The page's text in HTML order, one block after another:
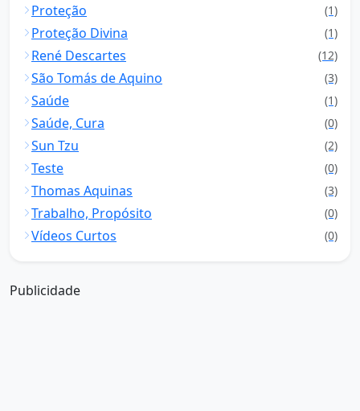
Proteção (1)
Proteção Divina (1)
René Descartes (12)
São Tomás de Aquino (3)
Saúde (1)
Saúde, Cura (0)
Sun Tzu (2)
Teste (0)
Thomas Aquinas (3)
Trabalho, Propósito (0)
Vídeos Curtos (0)
Publicidade